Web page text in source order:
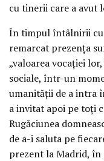
cu tinerii care a avut
În timpul întâlnirii cu
remarcat prezența
„valoarea vocației
sociale, într-un
umanității de a intra
a invitat apoi pe toți
Rugăciunea
de a-i saluta pe
prezent la Madrid, în